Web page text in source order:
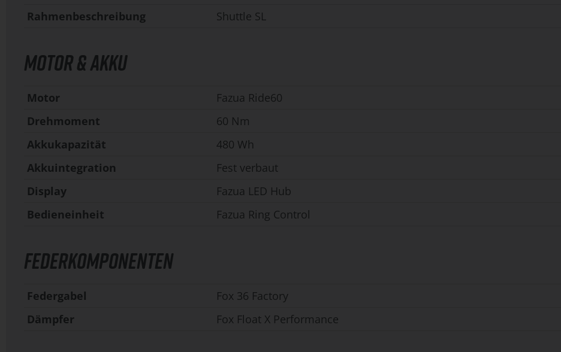
Rahmenbeschreibung Shuttle SL
MOTOR & AKKU
Motor
Fazua Ride60
Drehmoment
60 Nm
Akkukapazität
480 Wh
Akkuintegration
Fest verbaut
Display
Fazua LED Hub
Bedieneinheit
Fazua Ring Control
FEDERKOMPONENTEN
Federgabel
Fox 36 Factory
Dämpfer
Fox Float X Performance